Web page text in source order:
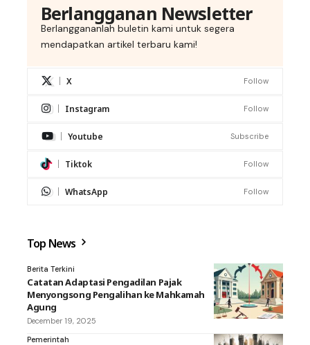
Berlangganan Newsletter
Berlanggananlah buletin kami untuk segera
mendapatkan artikel terbaru kami!
X Follow
Instagram Follow
Youtube Subscribe
Tiktok Follow
WhatsApp Follow
Top News
Berita Terkini
Catatan Adaptasi Pengadilan Pajak
Menyongsong Pengalihan ke Mahkamah
Agung
December 19, 2025
Pemerintah